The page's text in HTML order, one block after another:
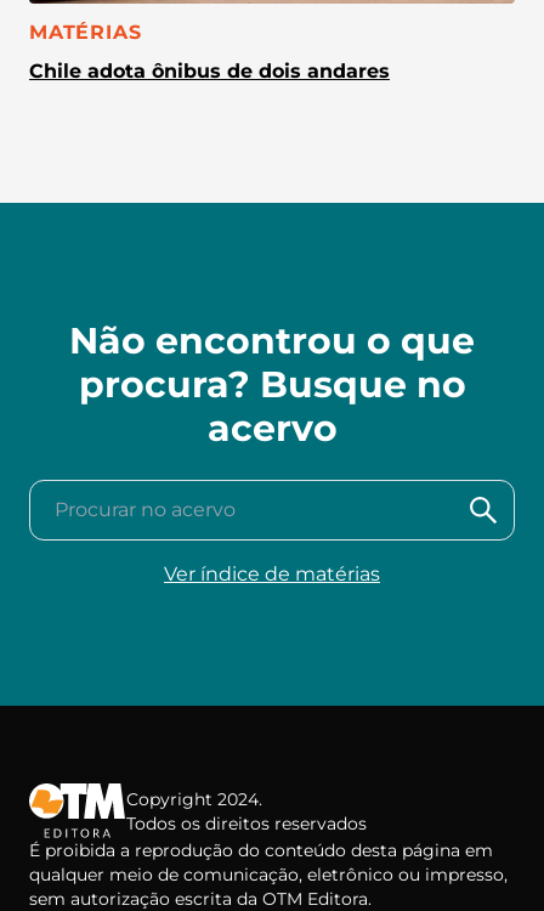
CATEGORIA:
MATÉRIAS
Chile adota ônibus de dois andares
Não encontrou o que
procura? Busque no
acervo
Procurar no acervo
Ver índice de matérias
Copyright 2024.
Todos os direitos reservados
É proibida a reprodução do conteúdo desta página em
qualquer meio de comunicação, eletrônico ou impresso,
sem autorização escrita da OTM Editora.